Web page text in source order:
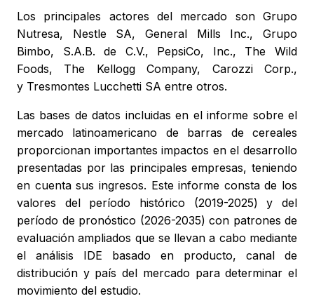
Los principales actores del mercado son Grupo
Nutresa, Nestle SA, General Mills Inc., Grupo
Bimbo, S.A.B. de C.V., PepsiCo, Inc., The Wild
Foods, The Kellogg Company, Carozzi Corp.,
y Tresmontes Lucchetti SA entre otros.
Las bases de datos incluidas en el informe sobre el
mercado latinoamericano de barras de cereales
proporcionan importantes impactos en el desarrollo
presentadas por las principales empresas, teniendo
en cuenta sus ingresos. Este informe consta de los
valores del período histórico (2019-2025) y del
período de pronóstico (2026-2035) con patrones de
evaluación ampliados que se llevan a cabo mediante
el análisis IDE basado en producto, canal de
distribución y país del mercado para determinar el
movimiento del estudio.